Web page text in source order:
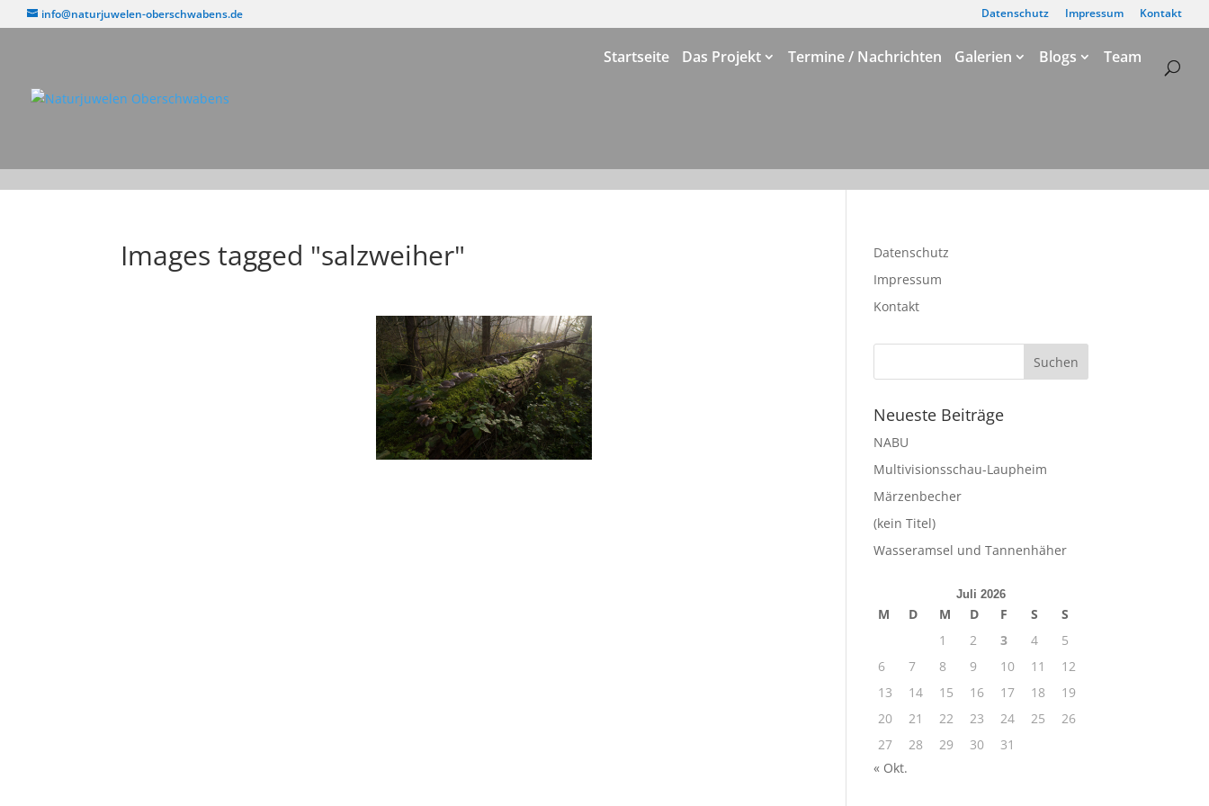
info@naturjuwelen-oberschwabens.de Datenschutz Impressum Kontakt
Startseite Das Projekt Termine / Nachrichten Galerien Blogs Team
Images tagged "salzweiher"
Datenschutz
Impressum
Kontakt
Neueste Beiträge
NABU
Multivisionsschau-Laupheim
Märzenbecher
(kein Titel)
Wasseramsel und Tannenhäher
Juli 2026
M D M D F S
S
1
2 3 4
5
6
7 8 9 10 11
12
13
14 15 16 17 18
19
20
21 22 23 24 25
26
27
28 29 30
31
« Okt.